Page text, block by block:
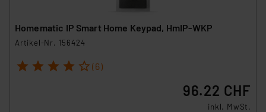
Homematic IP Smart Home Keypad, HmIP-WKP
Artikel-Nr. 156424
1 2 3 4 5 (6)
96.22 CHF
inkl. MwSt.